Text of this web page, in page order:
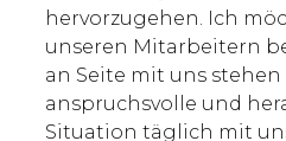
hervorzugehen. Ich
unseren Mitarbeitern
an Seite mit uns stehen
anspruchsvolle und
Situation täglich mit